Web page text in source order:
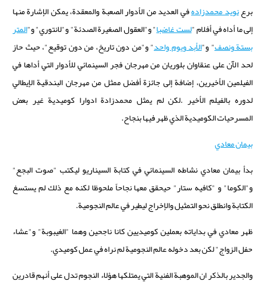
برعنويد محمدزادهفي العديد من الأدوار الصعبة والمعقدة، يمكن الإشارة منها
إلى ما أداه في أفلام "لست غاضبا" و"العقول الصغيرة الصدئة" و"لانتوري" و"المتر
بستة ونصف" و"الأبد ويوم واحد" و"من دون تاريخ، من دون توقيع"، حيث حاز
لحد الآن على عنقاوان بلوريان من مهرجان فجر السينمائي للأدوار التي أداها في
الفيلمين الأخيرين، إضافة إلى جائزة أفضل ممثل من مهرجان البندقية الإيطالي
لدوره بالفيلم الأخير .لكن لم يمثل محمدزادة ادوارا كوميدية غير بعض
المسرحيات الكوميدية الذي ظهر فيها بنجاح.
بيمان معادي
بدأ بيمان معادي نشاطه السينمائي في كتابة السيناريو ليكتب "صوت البجع"
و"الكوما" و "كافيه ستار" حيحقق معها نجاحاً ملحوظا لكنه مع ذلك لم يستسغ
الكتابة وانطلق نحو التمثيل والإخراج ليطير في عالم النجومية.
ظهر معادي في بداياته بعملين كوميديين كانا ناجحين وهما "الغيبوبة" و"عشاء
حفل الزواج" لكن بعد دخوله عالم النجومية لم نراه في عمل كوميدي.
والجدير بالذكر ان الموهبة الفنية التي يمتلكها هؤلاء النجوم تدل على أنهم قادرين